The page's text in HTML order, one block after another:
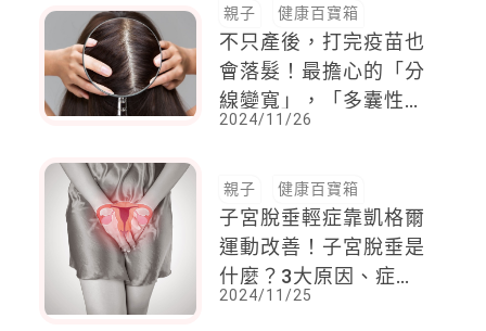
親子 健康百寶箱
不只產後，打完疫苗也
會落髮！最擔心的「分
線變寬」，「多囊性卵
巢症候群」都是原因？
一破解
2024/11/26
親子 健康百寶箱
子宮脫垂輕症靠凱格爾
運動改善！子宮脫垂是
什麼？3大原因、症
狀、治療方式
2024/11/25